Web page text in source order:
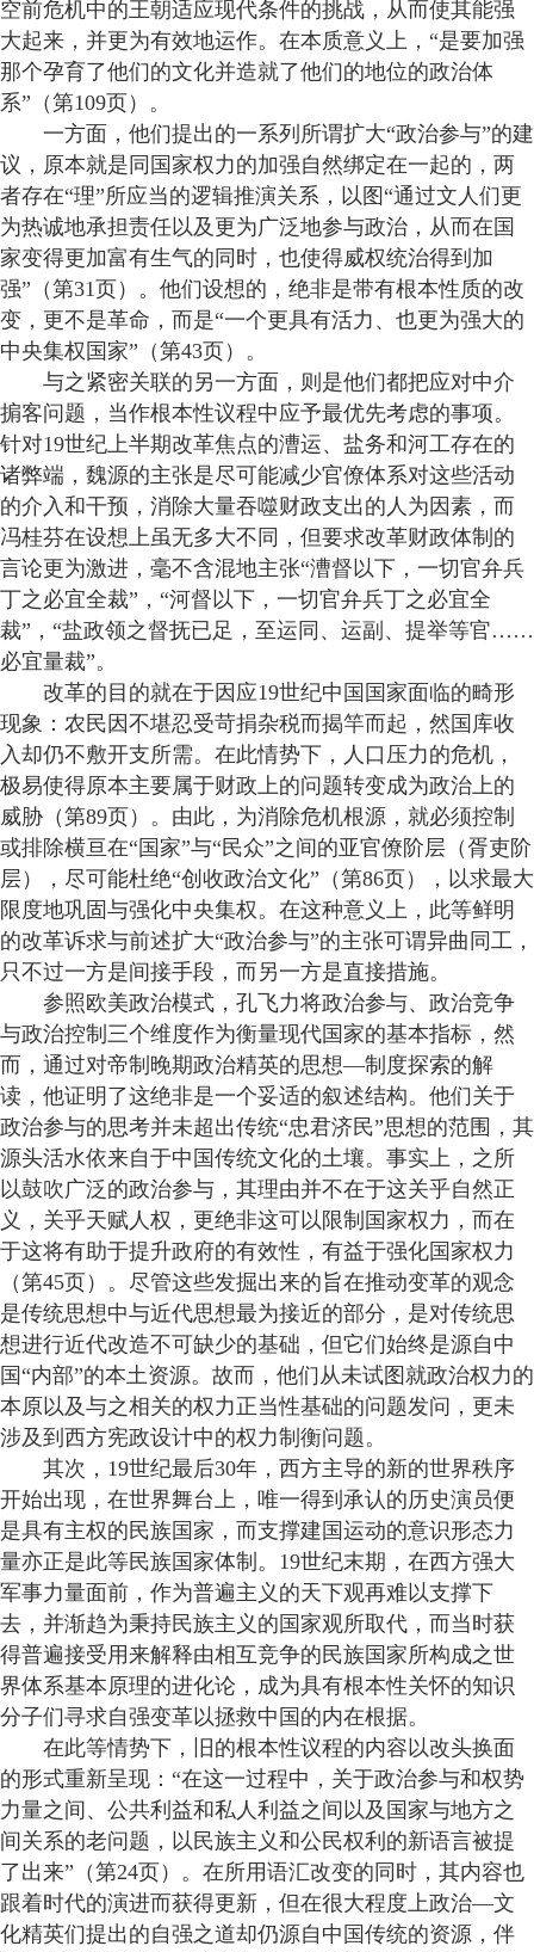
空前危机中的王朝适应现代条件的挑战，从而使其能强
大起来，并更为有效地运作。在本质意义上，“是要加强
那个孕育了他们的文化并造就了他们的地位的政治体
系”（第109页）。
一方面，他们提出的一系列所谓扩大“政治参与”的建
议，原本就是同国家权力的加强自然绑定在一起的，两
者存在“理”所应当的逻辑推演关系，以图“通过文人们更
为热诚地承担责任以及更为广泛地参与政治，从而在国
家变得更加富有生气的同时，也使得威权统治得到加
强”（第31页）。他们设想的，绝非是带有根本性质的改
变，更不是革命，而是“一个更具有活力、也更为强大的
中央集权国家”（第43页）。
与之紧密关联的另一方面，则是他们都把应对中介
掮客问题，当作根本性议程中应予最优先考虑的事项。
针对19世纪上半期改革焦点的漕运、盐务和河工存在的
诸弊端，魏源的主张是尽可能减少官僚体系对这些活动
的介入和干预，消除大量吞噬财政支出的人为因素，而
冯桂芬在设想上虽无多大不同，但要求改革财政体制的
言论更为激进，毫不含混地主张“漕督以下，一切官弁兵
丁之必宜全裁”，“河督以下，一切官弁兵丁之必宜全
裁”，“盐政领之督抚已足，至运同、运副、提举等官……
必宜量裁”。
改革的目的就在于因应19世纪中国国家面临的畸形
现象：农民因不堪忍受苛捐杂税而揭竿而起，然国库收
入却仍不敷开支所需。在此情势下，人口压力的危机，
极易使得原本主要属于财政上的问题转变成为政治上的
威胁（第89页）。由此，为消除危机根源，就必须控制
或排除横亘在“国家”与“民众”之间的亚官僚阶层（胥吏阶
层），尽可能杜绝“创收政治文化”（第86页），以求最大
限度地巩固与强化中央集权。在这种意义上，此等鲜明
的改革诉求与前述扩大“政治参与”的主张可谓异曲同工，
只不过一方是间接手段，而另一方是直接措施。
参照欧美政治模式，孔飞力将政治参与、政治竞争
与政治控制三个维度作为衡量现代国家的基本指标，然
而，通过对帝制晚期政治精英的思想—制度探索的解
读，他证明了这绝非是一个妥适的叙述结构。他们关于
政治参与的思考并未超出传统“忠君济民”思想的范围，其
源头活水依来自于中国传统文化的土壤。事实上，之所
以鼓吹广泛的政治参与，其理由并不在于这关乎自然正
义，关乎天赋人权，更绝非这可以限制国家权力，而在
于这将有助于提升政府的有效性，有益于强化国家权力
（第45页）。尽管这些发掘出来的旨在推动变革的观念
是传统思想中与近代思想最为接近的部分，是对传统思
想进行近代改造不可缺少的基础，但它们始终是源自中
国“内部”的本土资源。故而，他们从未试图就政治权力的
本原以及与之相关的权力正当性基础的问题发问，更未
涉及到西方宪政设计中的权力制衡问题。
其次，19世纪最后30年，西方主导的新的世界秩序
开始出现，在世界舞台上，唯一得到承认的历史演员便
是具有主权的民族国家，而支撑建国运动的意识形态力
量亦正是此等民族国家体制。19世纪末期，在西方强大
军事力量面前，作为普遍主义的天下观再难以支撑下
去，并渐趋为秉持民族主义的国家观所取代，而当时获
得普遍接受用来解释由相互竞争的民族国家所构成之世
界体系基本原理的进化论，成为具有根本性关怀的知识
分子们寻求自强变革以拯救中国的内在根据。
在此等情势下，旧的根本性议程的内容以改头换面
的形式重新呈现：“在这一过程中，关于政治参与和权势
力量之间、公共利益和私人利益之间以及国家与地方之
间关系的老问题，以民族主义和公民权利的新语言被提
了出来”（第24页）。在所用语汇改变的同时，其内容也
跟着时代的演进而获得更新，但在很大程度上政治—文
化精英们提出的自强之道却仍源自中国传统的资源，伴